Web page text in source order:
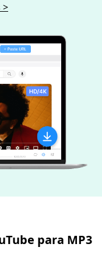
>
para MP3